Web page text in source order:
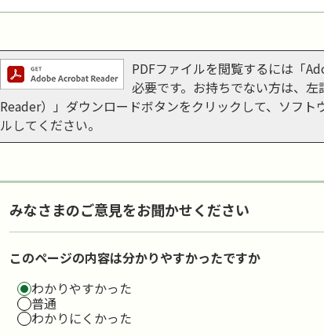
PDFファイルを閲覧するには「
必要です。お持ちでない方は、
Reader）」ダウンロードボタンをクリックして、ソフ
ルしてください。
みなさまのご意見をお聞かせください
このページの内容は分かりやすかったですか
わかりやすかった
普通
わかりにくかった